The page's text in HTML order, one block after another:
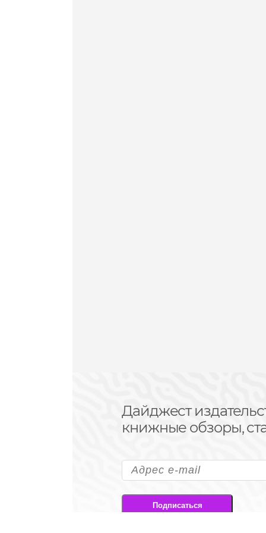
Дайджест
книжные обзоры,
Подписаться